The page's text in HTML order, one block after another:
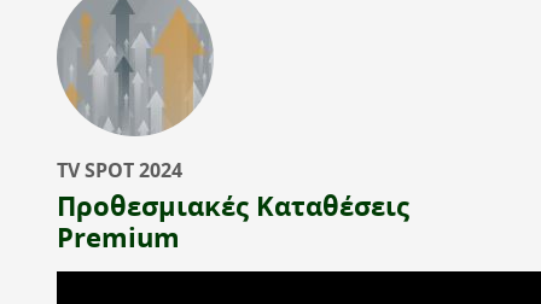
TV SPOT 2024
Προθεσμιακές Καταθέσεις
Premium